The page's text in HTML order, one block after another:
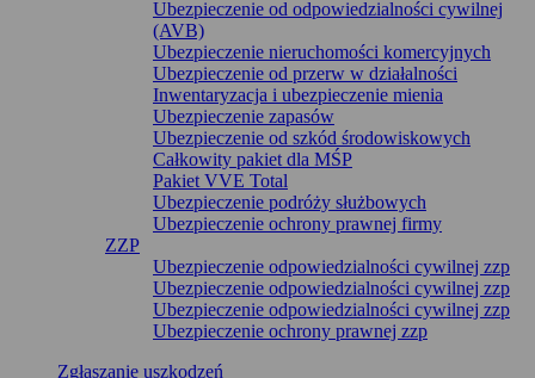
Ubezpieczenie od odpowiedzialności cywilnej
(AVB)
Ubezpieczenie nieruchomości komercyjnych
Ubezpieczenie od przerw w działalności
Inwentaryzacja i ubezpieczenie mienia
Ubezpieczenie zapasów
Ubezpieczenie od szkód środowiskowych
Całkowity pakiet dla MŚP
Pakiet VVE Total
Ubezpieczenie podróży służbowych
Ubezpieczenie ochrony prawnej firmy
ZZP
Ubezpieczenie odpowiedzialności cywilnej zzp
Ubezpieczenie odpowiedzialności cywilnej zzp
Ubezpieczenie odpowiedzialności cywilnej zzp
Ubezpieczenie ochrony prawnej zzp
Zgłaszanie uszkodzeń